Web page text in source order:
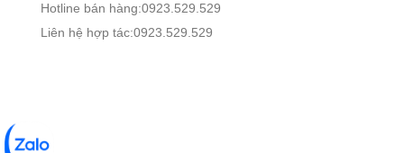
Hotline bán hàng:0923.529.529
Liên hệ hợp tác:0923.529.529